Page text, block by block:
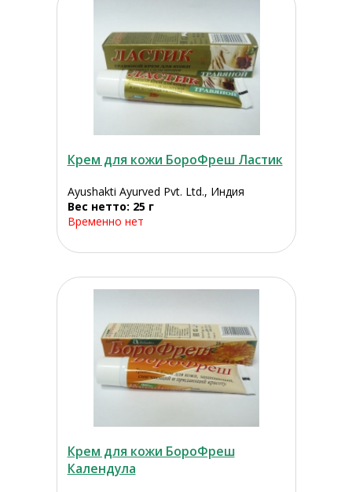
Крем для кожи БороФреш Ластик
Ayushakti Ayurved Pvt. Ltd., Индия
Вес нетто: 25 г
Временно нет
Крем для кожи БороФреш
Календула